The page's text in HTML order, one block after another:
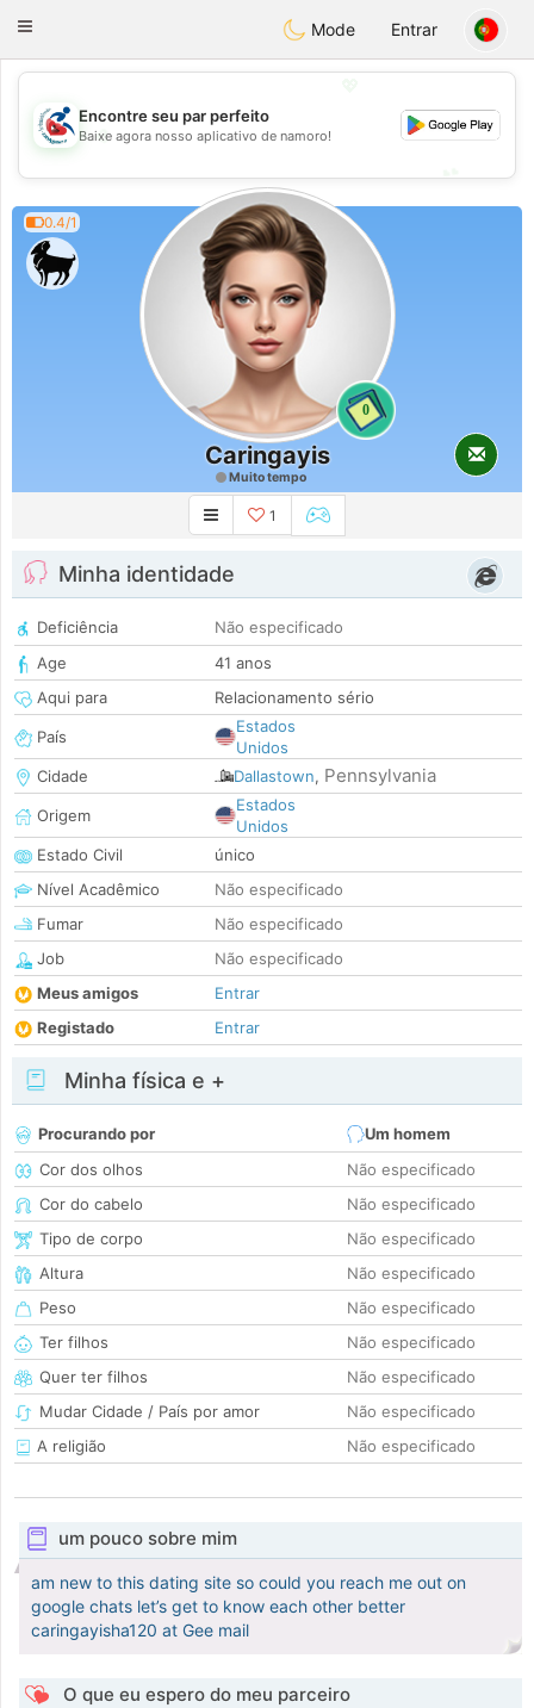
Handi Space
Toggle
Mode Entrar
💖
💕
Encontre seu par perfeito
Baixe agora nosso aplicativo de namoro!
0.4/1
0
Caringayis
Muito tempo
1
Minha identidade
Deficiência
Não especificado
Age
41 anos
Aqui para
Relacionamento sério
País
Estados
Unidos
Cidade
Dallastown, Pennsylvania
Origem
Estados
Unidos
Estado Civil
único
Nível Acadêmico
Não especificado
Fumar
Não especificado
Job
Não especificado
Meus amigos
Entrar
Registado
Entrar
Minha física e +
Procurando por
Um homem
Cor dos olhos
Não especificado
Cor do cabelo
Não especificado
Tipo de corpo
Não especificado
Altura
Não especificado
Peso
Não especificado
Ter filhos
Não especificado
Quer ter filhos
Não especificado
Mudar Cidade / País por amor
Não especificado
A religião
Não especificado
um pouco sobre mim
am new to this dating site so could you reach me out on
google chats let’s get to know each other better
caringayisha120 at Gee mail
O que eu espero do meu parceiro